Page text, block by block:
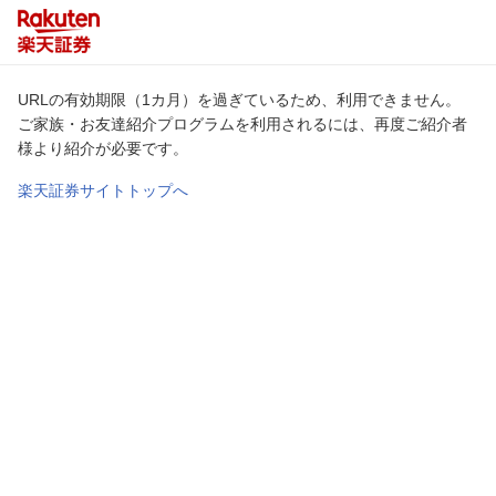
URLの有効期限（1カ月）を過ぎているため、利用できません。
ご家族・お友達紹介プログラムを利用されるには、再度ご紹介者
様より紹介が必要です。
楽天証券サイトトップへ